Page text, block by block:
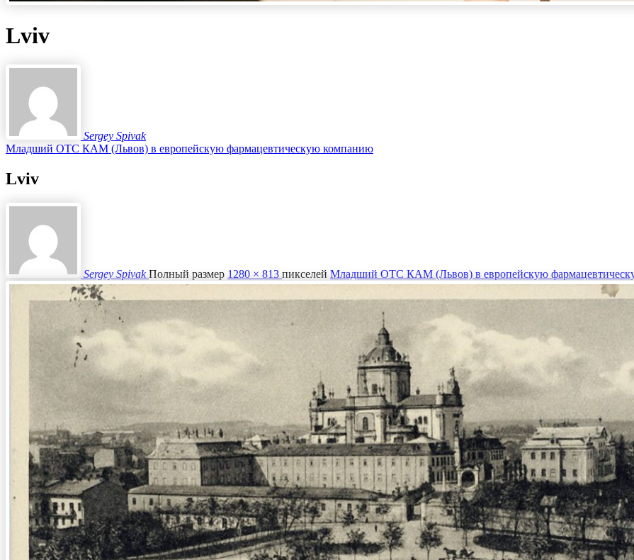
Lviv
Sergey Spivak
Младший ОТС КАМ (Львов) в европейскую фармацевтическую компанию
Lviv
Sergey Spivak Полный размер 1280 × 813 пикселей Младший ОТС КАМ (Львов) в европейскую